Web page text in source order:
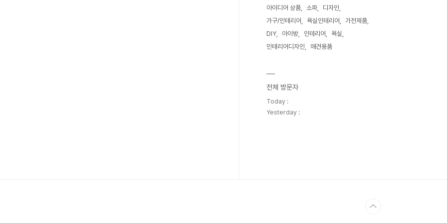
아이디어 상품
소파
디자인
가구/인테리어
욕실인테리어
가전제품
DIY
아이방 인테리어
욕실
인테리어디자인
애견용품
전체 방문자
Today :
Yesterday :